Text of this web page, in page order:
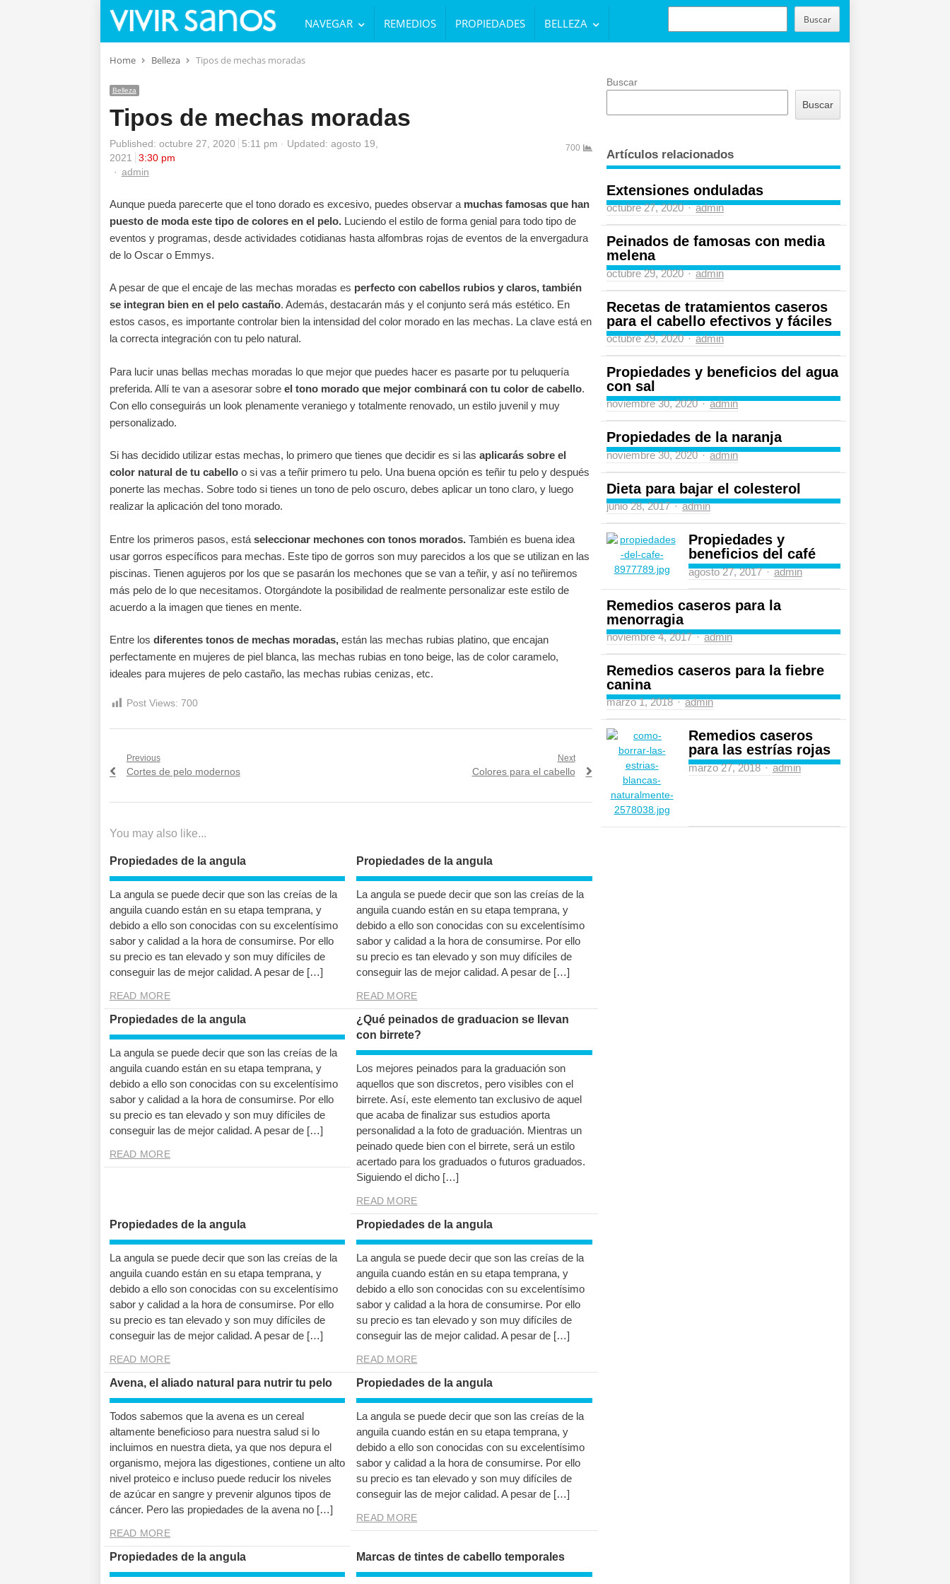
NAVEGAR REMEDIOS PROPIEDADES BELLEZA
BUSCAR
Buscar
Home Belleza Tipos de mechas moradas
Belleza
Tipos de mechas moradas
Published: octubre 27, 2020 5:11 pm
Updated: agosto 19,
2021
3:30 pm
Author
admin
700
Aunque pueda parecerte que el tono dorado es excesivo, puedes observar a muchas famosas que han
puesto de moda este tipo de colores en el pelo.Luciendo el estilo de forma genial para todo tipo de
eventos y programas, desde actividades cotidianas hasta alfombras rojas de eventos de la envergadura
de lo Oscar o Emmys.
A pesar de que el encaje de las mechas moradas es perfecto con cabellos rubios y claros, también
se integran bien en el pelo castaño. Además, destacarán más y el conjunto será más estético. En
estos casos, es importante controlar bien la intensidad del color morado en las mechas. La clave está en
la correcta integración con tu pelo natural.
Para lucir unas bellas mechas moradas lo que mejor que puedes hacer es pasarte por tu peluquería
preferida. Allí te van a asesorar sobre el tono morado que mejor combinará con tu color de cabello.
Con ello conseguirás un look plenamente veraniego y totalmente renovado, un estilo juvenil y muy
personalizado.
Si has decidido utilizar estas mechas, lo primero que tienes que decidir es si las aplicarás sobre el
color natural de tu cabelloo si vas a teñir primero tu pelo. Una buena opción es teñir tu pelo y después
ponerte las mechas. Sobre todo si tienes un tono de pelo oscuro, debes aplicar un tono claro, y luego
realizar la aplicación del tono morado.
Entre los primeros pasos, está seleccionar mechones con tonos morados.También es buena idea
usar gorros específicos para mechas. Este tipo de gorros son muy parecidos a los que se utilizan en las
piscinas. Tienen agujeros por los que se pasarán los mechones que se van a teñir, y así no teñiremos
más pelo de lo que necesitamos. Otorgándote la posibilidad de realmente personalizar este estilo de
acuerdo a la imagen que tienes en mente.
Entre los diferentes tonos de mechas moradas,están las mechas rubias platino, que encajan
perfectamente en mujeres de piel blanca, las mechas rubias en tono beige, las de color caramelo,
ideales para mujeres de pelo castaño, las mechas rubias cenizas, etc.
Post Views: 700
Navegación
Previous
Previous
Cortes de pelo modernos
Next
Next
Colores para el cabello
You may also like...
Propiedades de la angula
La angula se puede decir que son las creías de la
anguila cuando están en su etapa temprana, y
debido a ello son conocidas con su excelentísimo
sabor y calidad a la hora de consumirse. Por ello
su precio es tan elevado y son muy difíciles de
conseguir las de mejor calidad. A pesar de […]
READ MORE
Propiedades de la angula
La angula se puede decir que son las creías de la
anguila cuando están en su etapa temprana, y
debido a ello son conocidas con su excelentísimo
sabor y calidad a la hora de consumirse. Por ello
su precio es tan elevado y son muy difíciles de
conseguir las de mejor calidad. A pesar de […]
READ MORE
Propiedades de la angula
La angula se puede decir que son las creías de la
anguila cuando están en su etapa temprana, y
debido a ello son conocidas con su excelentísimo
sabor y calidad a la hora de consumirse. Por ello
su precio es tan elevado y son muy difíciles de
conseguir las de mejor calidad. A pesar de […]
READ MORE
¿Qué peinados de graduacion se llevan
con birrete?
Los mejores peinados para la graduación son
aquellos que son discretos, pero visibles con el
birrete. Así, este elemento tan exclusivo de aquel
que acaba de finalizar sus estudios aporta
personalidad a la foto de graduación. Mientras un
peinado quede bien con el birrete, será un estilo
acertado para los graduados o futuros graduados.
Siguiendo el dicho […]
READ MORE
Propiedades de la angula
La angula se puede decir que son las creías de la
anguila cuando están en su etapa temprana, y
debido a ello son conocidas con su excelentísimo
sabor y calidad a la hora de consumirse. Por ello
su precio es tan elevado y son muy difíciles de
conseguir las de mejor calidad. A pesar de […]
READ MORE
Propiedades de la angula
La angula se puede decir que son las creías de la
anguila cuando están en su etapa temprana, y
debido a ello son conocidas con su excelentísimo
sabor y calidad a la hora de consumirse. Por ello
su precio es tan elevado y son muy difíciles de
conseguir las de mejor calidad. A pesar de […]
READ MORE
Avena, el aliado natural para nutrir tu pelo
Todos sabemos que la avena es un cereal
altamente beneficioso para nuestra salud si lo
incluimos en nuestra dieta, ya que nos depura el
organismo, mejora las digestiones, contiene un alto
nivel proteico e incluso puede reducir los niveles
de azúcar en sangre y prevenir algunos tipos de
cáncer. Pero las propiedades de la avena no […]
READ MORE
Propiedades de la angula
La angula se puede decir que son las creías de la
anguila cuando están en su etapa temprana, y
debido a ello son conocidas con su excelentísimo
sabor y calidad a la hora de consumirse. Por ello
su precio es tan elevado y son muy difíciles de
conseguir las de mejor calidad. A pesar de […]
READ MORE
Propiedades de la angula Marcas de tintes de cabello temporales
Buscar
Buscar
Artículos relacionados
Extensiones onduladas
octubre 27, 2020 Author
admin
Peinados de famosas con media
melena
octubre 29, 2020 Author
admin
Recetas de tratamientos caseros
para el cabello efectivos y fáciles
octubre 29, 2020 Author
admin
Propiedades y beneficios del agua
con sal
noviembre 30, 2020 Author
admin
Propiedades de la naranja
noviembre 30, 2020 Author
admin
Dieta para bajar el colesterol
junio 28, 2017 Author
admin
Propiedades y
beneficios del café
agosto 27, 2017 Author
admin
Remedios caseros para la
menorragia
noviembre 4, 2017 Author
admin
Remedios caseros para la fiebre
canina
marzo 1, 2018 Author
admin
Remedios caseros
para las estrías rojas
marzo 27, 2018 Author
admin